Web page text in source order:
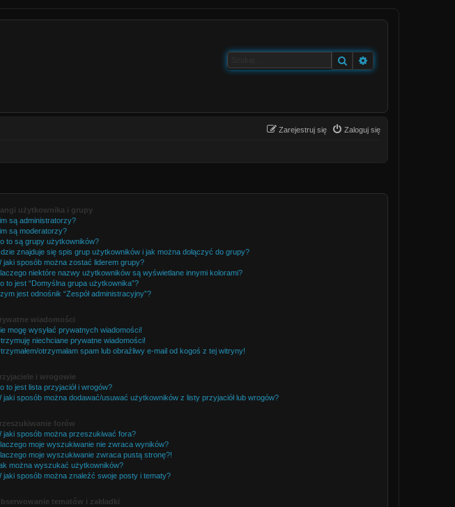
Szukaj
Zaloguj się
Zarejestruj się
użytkownika i grupy
są administratorzy?
są moderatorzy?
to są grupy użytkowników?
znajduje się spis grup użytkowników i jak można dołączyć do grupy?
jaki sposób można zostać liderem grupy?
niektóre nazwy użytkowników są wyświetlane innymi kolorami?
to jest “Domyślna grupa użytkownika”?
jest odnośnik “Zespół administracyjny”?
wiadomości
mogę wysyłać prywatnych wiadomości!
niechciane prywatne wiadomości!
otrzymałam spam lub obraźliwy e-mail od kogoś z tej witryny!
i wrogowie
to jest lista przyjaciół i wrogów?
jaki sposób można dodawać/usuwać użytkowników z listy przyjaciół lub wrogów?
forów
jaki sposób można przeszukiwać fora?
moje wyszukiwanie nie zwraca wyników?
moje wyszukiwanie zwraca pustą stronę?!
można wyszukać użytkowników?
jaki sposób można znaleźć swoje posty i tematy?
tematów i zakładki